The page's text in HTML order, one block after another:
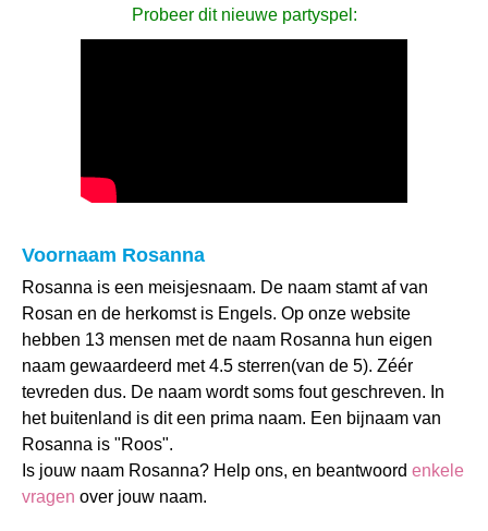
Probeer dit nieuwe partyspel:
Voornaam Rosanna
Rosanna is een meisjesnaam. De naam stamt af van
Rosan en de herkomst is Engels. Op onze website
hebben 13 mensen met de naam Rosanna hun eigen
naam gewaardeerd met 4.5 sterren(van de 5). Zéér
tevreden dus. De naam wordt soms fout geschreven. In
het buitenland is dit een prima naam. Een bijnaam van
Rosanna is "Roos".
Is jouw naam Rosanna? Help ons, en beantwoord enkele
vragen over jouw naam.